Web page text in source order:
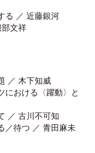
る ／ 近藤銀河
文祥
／ 木下知威
おける〈躍動〉と
／ 古川不可知
／待つ ／ 青田麻未